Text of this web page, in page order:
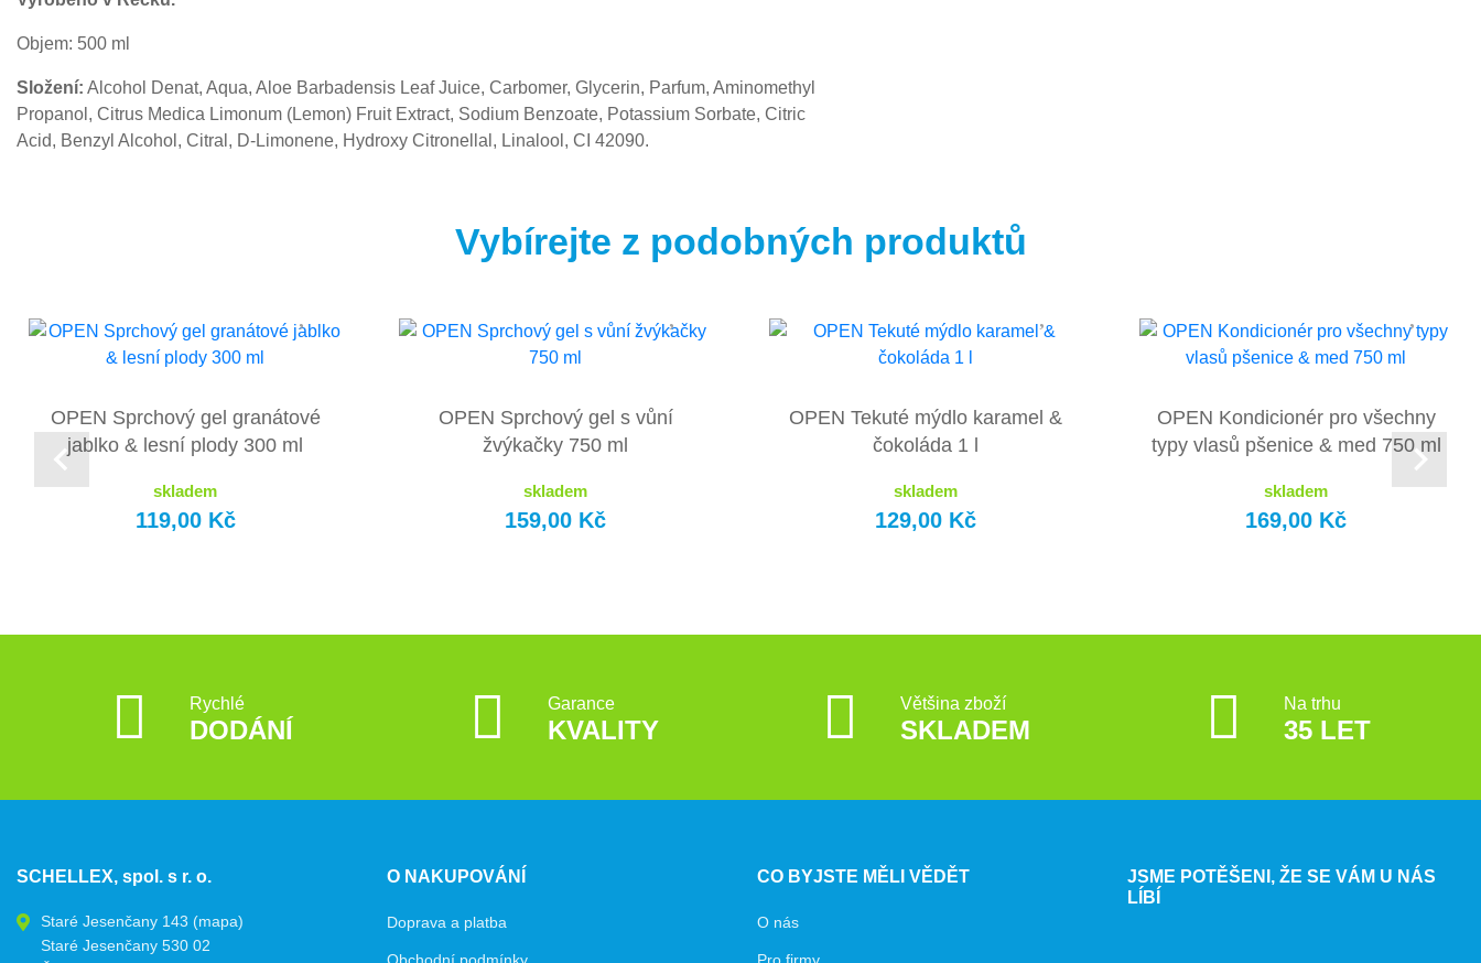
Objem: 500 ml
Složení: Alcohol Denat, Aqua, Aloe Barbadensis Leaf Juice, Carbomer, Glycerin, Parfum, Aminomethyl
Propanol, Citrus Medica Limonum (Lemon) Fruit Extract, Sodium Benzoate, Potassium Sorbate, Citric
Acid, Benzyl Alcohol, Citral, D-Limonene, Hydroxy Citronellal, Linalool, CI 42090.
Vybírejte z podobných produktů
OPEN Sprchový gel granátové
jablko & lesní plody 300 ml
skladem
119,00 Kč
OPEN Sprchový gel s vůní
žvýkačky 750 ml
skladem
159,00 Kč
OPEN Tekuté mýdlo karamel &
čokoláda 1 l
skladem
129,00 Kč
OPEN Kondicionér pro všechny
typy vlasů pšenice & med 750 ml
skladem
169,00 Kč
Rychlé
DODÁNÍ
Garance
KVALITY
Většina zboží
SKLADEM
Na trhu
35 LET
SCHELLEX, spol. s r. o.
Staré Jesenčany 143 (mapa)
Staré Jesenčany 530 02
O NAKUPOVÁNÍ
Doprava a platba
CO BYJSTE MĚLI VĚDĚT
O nás
JSME POTĚŠENI, ŽE SE VÁM U NÁS
LÍBÍ